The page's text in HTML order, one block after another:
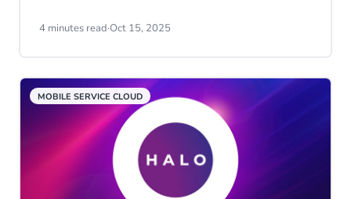
ChatGPT en andere toepassingen is AI
ingezet voor specifieke, vaak onzichtbare
toepassingen (denk aan fraudedetectie bij
banken of voorspellend onderhoud in de
industrie), helpt het nu actief bij het
ontwikkelen van content, het verbeteren
van de klantbeleving en het efficiënter
4 minutes read·Oct 15, 2025
MOBILE SERVICE CLOUD